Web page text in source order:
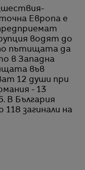
Европа е
водят до
пътищата да
в Западна
във
12 души при
- 13
В България
загинали на